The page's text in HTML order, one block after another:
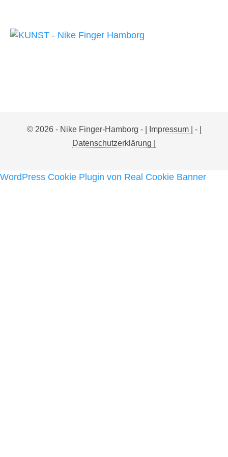
© 2026 - Nike Finger-Hamborg - | Impressum | -
Datenschutzerklärung |
WordPress Cookie Plugin von Real Cookie Banner